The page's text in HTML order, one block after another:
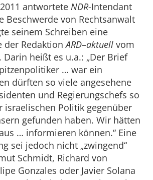
antwortete NDR-Intendant
Beschwerde von Rechtsanwalt
seinem Schreiben eine
der RedaktionARD–aktuell vom
Darin heißt es u.a.: „Der Brief
… war ein
dürften so viele angesehene
und Regierungschefs so
israelischen Politik gegenüber
gefunden haben. Wir hätten
… informieren können.“ Eine
sei jedoch nicht „zwingend“
Schmidt, Richard von
Gonzales oder Javier Solana